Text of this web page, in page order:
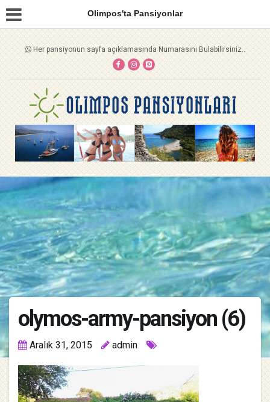
Olimpos'ta Pansiyonlar
Her pansiyonun sayfa açıklamasında Numarasını Bulabilirsiniz..
olymos-army-pansiyon (6)
Aralık 31, 2015 admin